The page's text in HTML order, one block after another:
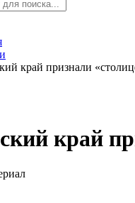
край признали
край